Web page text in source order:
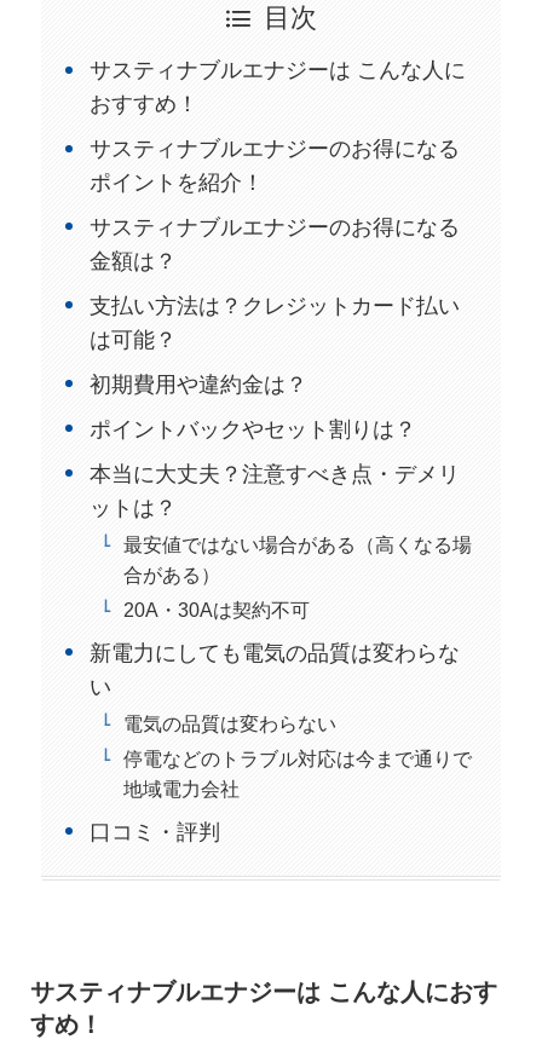
目次
サスティナブルエナジーは こんな人に
おすすめ！
サスティナブルエナジーのお得になる
ポイントを紹介！
サスティナブルエナジーのお得になる
金額は？
支払い方法は？クレジットカード払い
は可能？
初期費用や違約金は？
ポイントバックやセット割りは？
本当に大丈夫？注意すべき点・デメリ
ットは？
最安値ではない場合がある（高くなる場
合がある）
20A・30Aは契約不可
新電力にしても電気の品質は変わらな
い
電気の品質は変わらない
停電などのトラブル対応は今まで通りで
地域電力会社
口コミ・評判
サスティナブルエナジーは こんな人におす
すめ！